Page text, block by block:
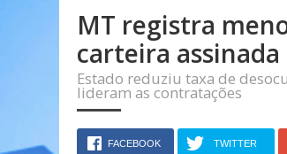
MT registra
carteira assinada
Estado reduziu taxa de
lideram as contratações
FACEBOOK TWITTER